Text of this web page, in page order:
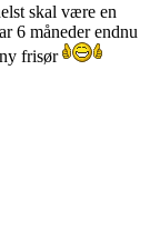
skal være en
6 måneder endnu
frisør